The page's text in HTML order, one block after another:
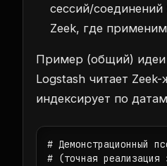
сессий/
Zeek, где
Пример (общий) идеи
Logstash читает
индексирует по
# Демонстрационный
# (точная